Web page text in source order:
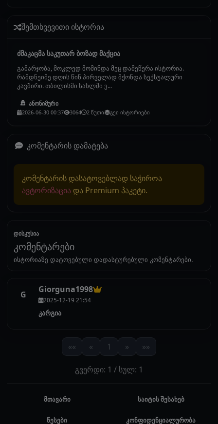
შემთხვევითი ისტორია
ძმაკაცმა საკუთარ ბოზად მაქცია
გამარჯობა, მოკლედ მომინდა მეც დამეწერა ისტორია.
რამდნეიმე დღის წინ პირველად მქონდა სექსუალური
კავშირი. თბილისში სახლში ვ...
ანონიმური
2026-06-30 00:37 3064 2 წუთი გეი ისტორიები
კომენტარის დამატება
კომენტარის დასატოვებლად საჭიროა
ავტორიზაცია და Premium პაკეტი.
დისკუსია
კომენტარები
ისტორიაზე დატოვებული დადასტურებული კომენტარები.
G Giorguna1998
2025-12-19 21:54
კარგია
«« « 1 » »»
გვერდი: 1 / სულ: 1
მთავარი საიტის შესახებ
წესები კონფიდენციალურობა